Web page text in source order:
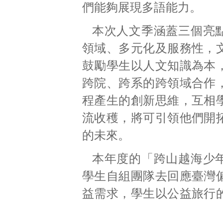
們能夠展現多語能力。
本次人文季涵蓋三個亮
領域、多元化及服務性，
鼓勵學生以人文知識為本
跨院、跨系的跨領域合作
程產生的創新思維，互相
流收穫，將可引領他們開
的未來。
本年度的「跨山越海少
學生自組團隊去回應臺灣
益需求，學生以公益旅行